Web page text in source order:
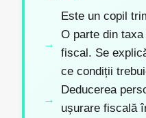
Este un copil
O parte din
fiscal. Se
ce condiții
Deducerea
ușurare fiscală